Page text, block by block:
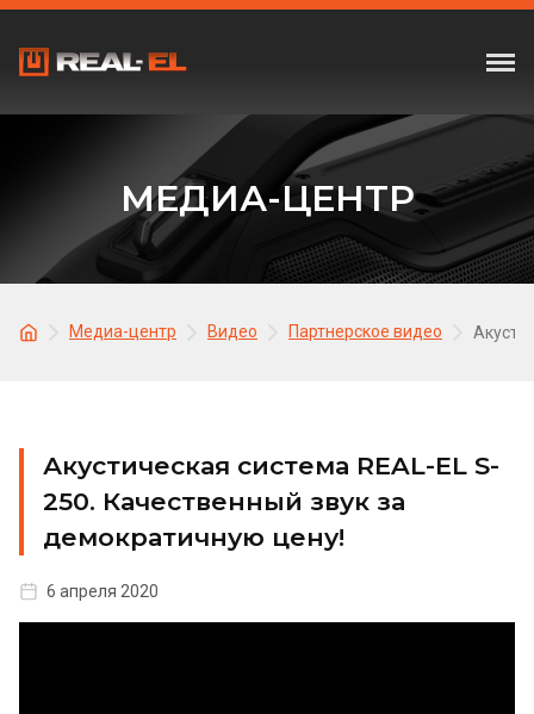
МЕДИА-ЦЕНТР
Медиа-центр Видео Партнерское видео
Акустическая система REAL-EL S-
250. Качественный звук за
демократичную цену!
6 апреля 2020